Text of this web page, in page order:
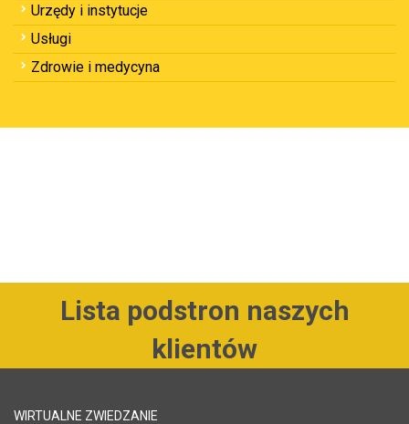
Urzędy i instytucje
Usługi
Zdrowie i medycyna
Lista podstron naszych
klientów
WIRTUALNE ZWIEDZANIE